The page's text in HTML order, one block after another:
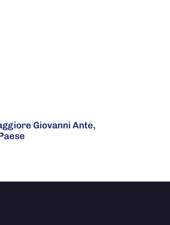
Giovanni Ante,